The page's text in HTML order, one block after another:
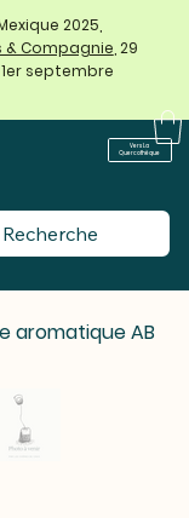
Recherche
Vers La
Quercothèque
2025,
& Compagnie, 29
septembre
aromatique AB